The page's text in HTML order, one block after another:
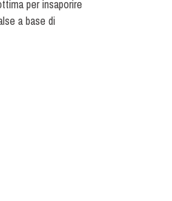
per insaporire
a base di